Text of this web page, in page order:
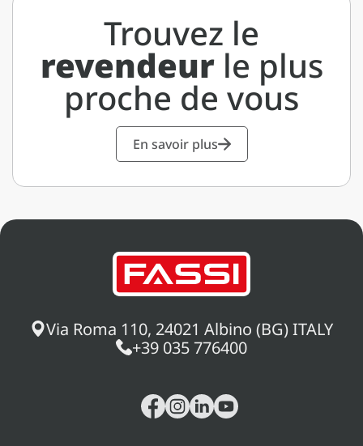
Trouvez le
revendeurle plus
proche de vous
En savoir plus
Via Roma 110, 24021 Albino (BG) ITALY
+39 035 776400